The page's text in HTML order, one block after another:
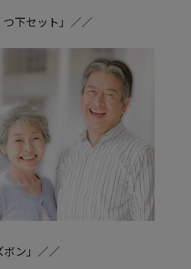
下セット」／／
ン」／／